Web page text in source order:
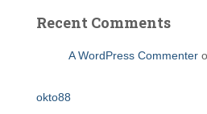
Recent Comments
A WordPress Commenter
okto88